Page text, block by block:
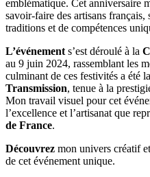
emblématique. Cet anniversaire
savoir-faire des artisans
traditions et de compétences
L’événement s’est déroulé à la
au 9 juin 2024, rassemblant les
culminant de ces festivités a été la
Transmission, tenue à la
Mon travail visuel pour cet
l’excellence et l’artisanat que
de France.
Découvrez mon univers créatif
de cet événement unique.